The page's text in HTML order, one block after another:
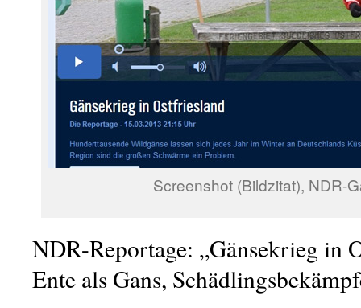
Screenshot (Bildzitat), NDR-
NDR-Reportage: „Gänsekrieg in
Ente als Gans,